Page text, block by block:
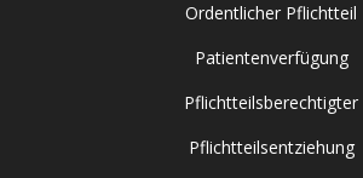
Ordentlicher Pflichtteil
Patientenverfügung
Pflichtteilsberechtigter
Pflichtteilsentziehung